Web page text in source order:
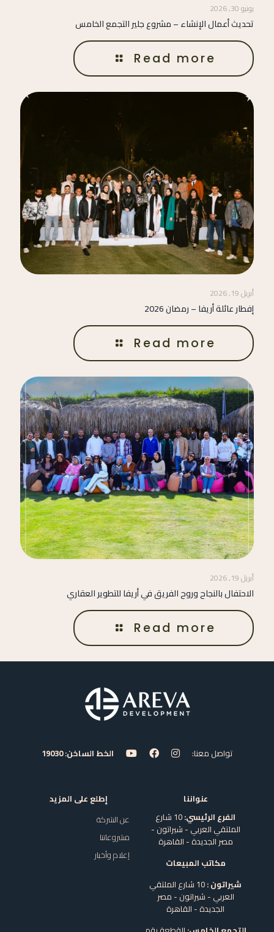
يونيو 30, 2026
تحديث أعمال الإنشاء – مشروع جلير التجمع الخامس
Read more
أبريل 19, 2026
إفطار عائلة أريفا – رمضان 2026
Read more
أبريل 19, 2026
الاحتفال بالنجاح وروح الفريق في أريفا للتطوير العقاري
Read more
تواصل معنا: الخط الساخن: 19030
عنواننا
الفرع الرئيسي:
10 شارع
الملتقي العربي - شيراتون -
مصر الجديدة - القاهرة
مكاتب المبيعات
شيراتون :
10 شارع الملتقي
العربي - شيراتون - مصر
الجديدة - القاهرة
إطلع على المزيد
عن الشركة
مشروعاتنا
إعلام وأخبار